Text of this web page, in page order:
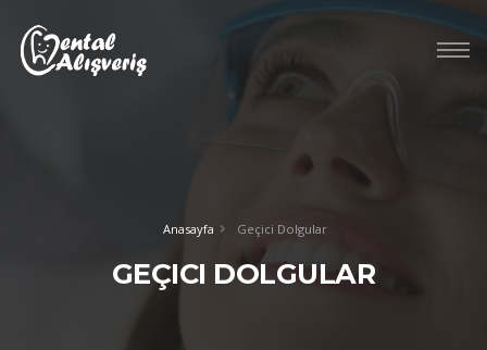
Anasayfa Geçici Dolgular
GEÇICI DOLGULAR